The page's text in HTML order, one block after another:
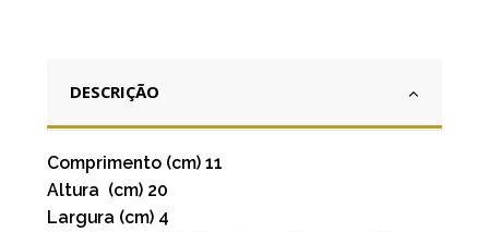
DESCRIÇÃO
Comprimento (cm) 11
Altura (cm) 20
Largura (cm) 4